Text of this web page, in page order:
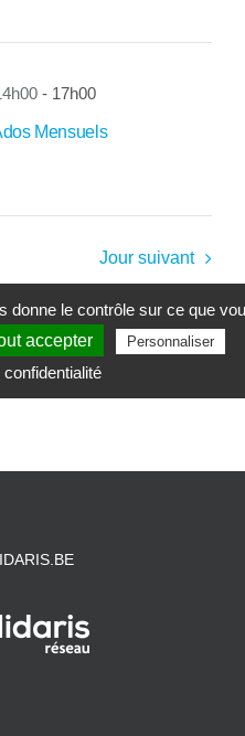
Mensuels
- 17h00
Jour suivant
calendrier
donne le contrôle sur ce que
accepter Personnaliser
confidentialité